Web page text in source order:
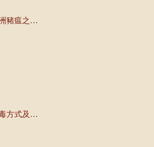
近三年曾發生非洲豬瘟之國家（地區）一覽
預防非洲豬瘟消毒方式及可選用消毒劑種類